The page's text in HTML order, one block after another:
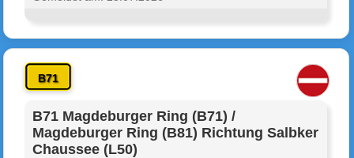
B71
B71 Magdeburger Ring (B71) /
Magdeburger Ring (B81) Richtung Salbker
Chaussee (L50)